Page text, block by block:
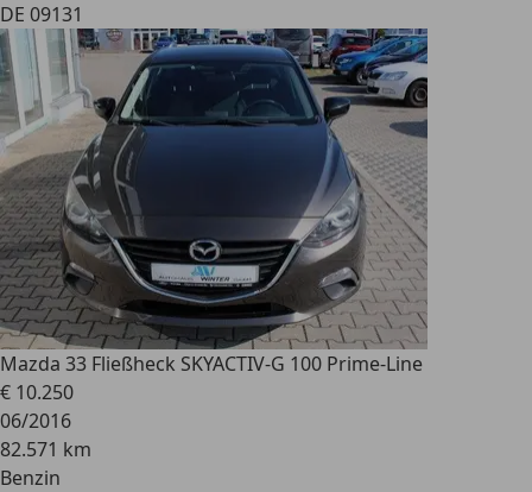
DE 09131
Mazda 33 Fließheck SKYACTIV-G 100 Prime-Line
€ 10.250
06/2016
82.571 km
Benzin